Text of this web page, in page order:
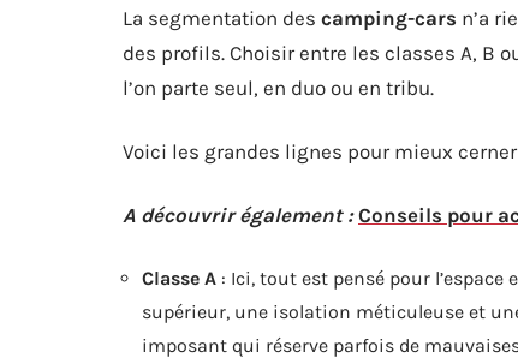
La segmentation des camping-cars n’a
des profils. Choisir entre les classes A, B
l’on parte seul, en duo ou en tribu.
Voici les grandes lignes pour mieux
A découvrir également : Conseils pour
Classe A : Ici, tout est pensé pour
supérieur, une isolation méticuleuse et
imposant qui réserve parfois de